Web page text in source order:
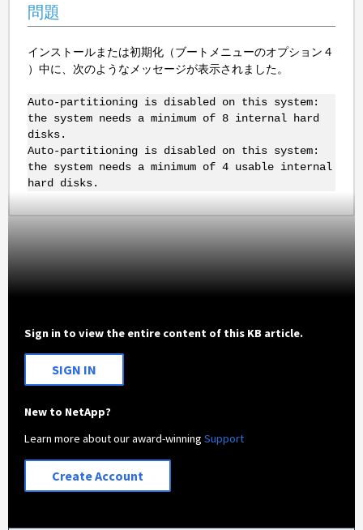
問題
インストールまたは初期化（ブートメニューのオプション 4
）中に、次のようなメッセージが表示されました。
Auto-partitioning is disabled on this system:
the system needs a minimum of 8 internal hard
disks.
Auto-partitioning is disabled on this system:
the system needs a minimum of 4 usable internal
hard disks.
Sign in to view the entire content of this KB article.
SIGN IN
New to NetApp?
Learn more about our award-winningSupport
Create Account